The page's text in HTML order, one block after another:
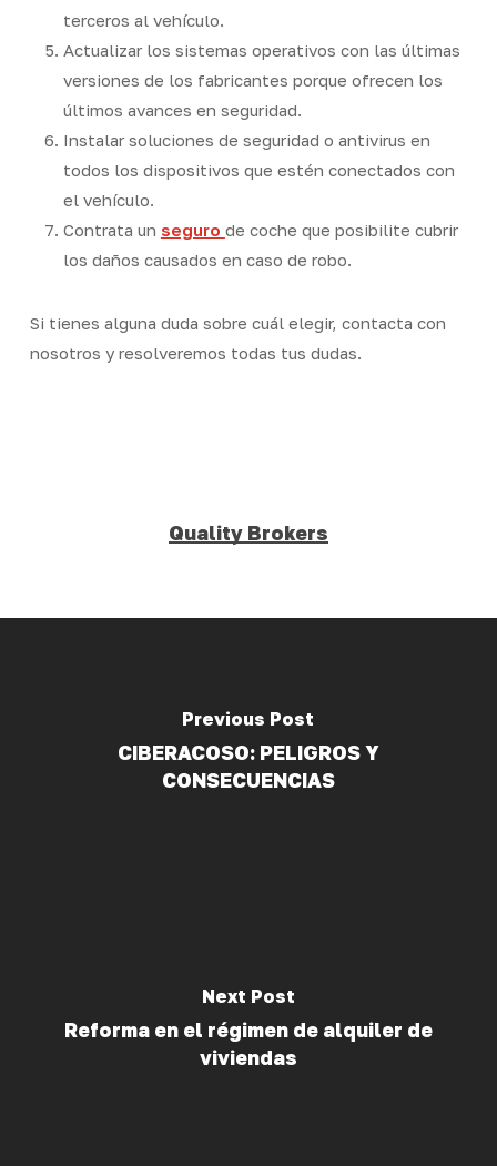
terceros al vehículo.
Actualizar los sistemas operativos con las últimas
versiones de los fabricantes porque ofrecen los
últimos avances en seguridad.
Instalar soluciones de seguridad o antivirus en
todos los dispositivos que estén conectados con
el vehículo.
Contrata un seguro de coche que posibilite cubrir
los daños causados en caso de robo.
Si tienes alguna duda sobre cuál elegir, contacta con
nosotros y resolveremos todas tus dudas.
Quality Brokers
Previous Post
CIBERACOSO: PELIGROS Y
CONSECUENCIAS
Next Post
Reforma en el régimen de alquiler de
viviendas